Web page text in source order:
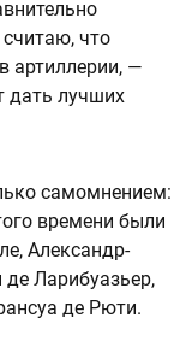
что
артиллерии, —
дать лучших
самомнением:
времени были
Александр-
Ларибуазьер,
де Рюти.